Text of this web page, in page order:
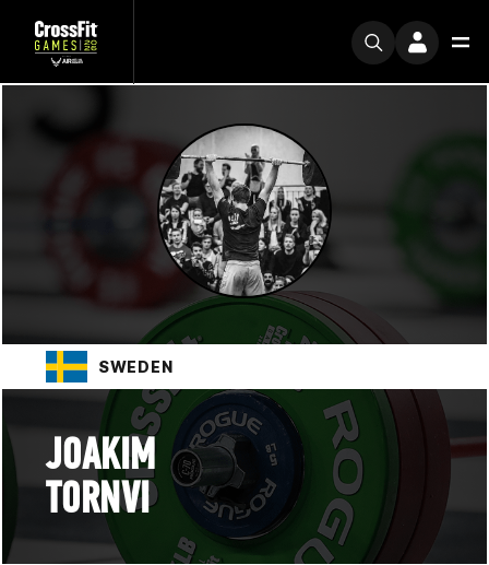
SWEDEN
JOAKIM
TORNVI